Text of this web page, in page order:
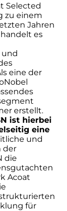
Selected
zu einem
Jahren
es
und
eine der
erstellt.
ist hierbei
eine
und
der
die
Acoat
für